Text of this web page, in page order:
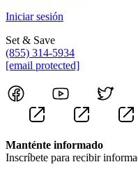
Iniciar sesión
Set & Save
(855) 314-5934
[email protected]
Manténte informado
Inscríbete para recibir